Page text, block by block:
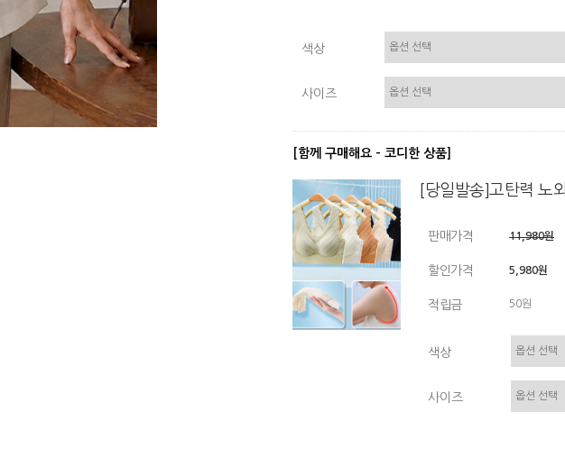
색상
사이즈
[함께 구매해요 - 코디한 상품]
[당일발송]고탄력 노
판매가격 11,980원
할인가격 5,980원
적립금 50원
색상
사이즈